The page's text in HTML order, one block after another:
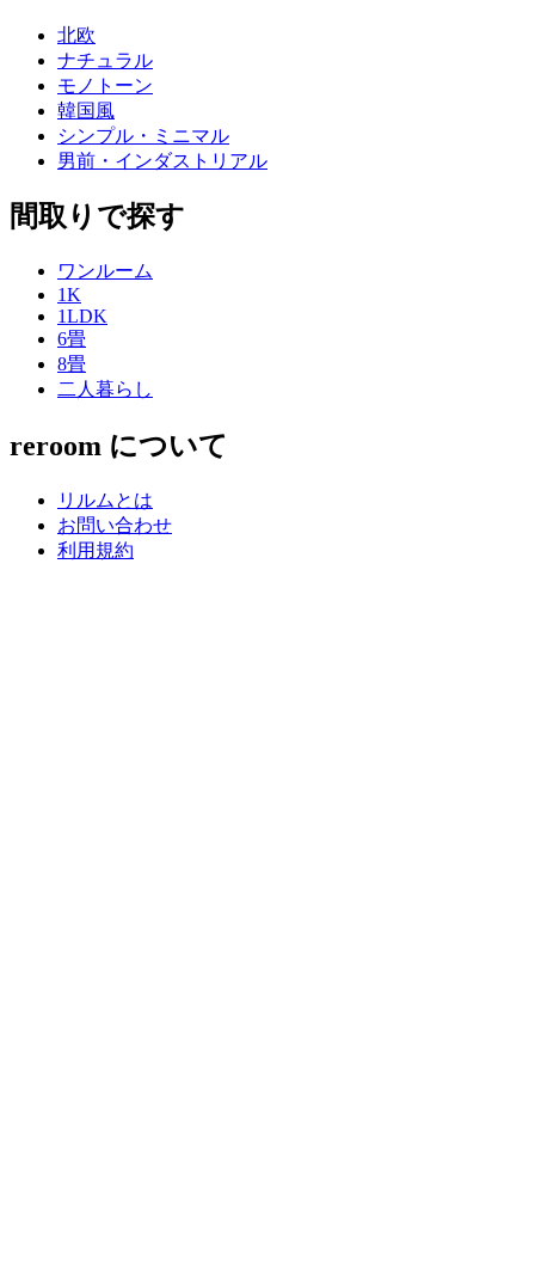
北欧
ナチュラル
モノトーン
韓国風
シンプル・ミニマル
男前・インダストリアル
間取りで探す
ワンルーム
1K
1LDK
6畳
8畳
二人暮らし
reroom について
リルムとは
お問い合わせ
利用規約